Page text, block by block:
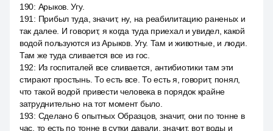
190: Арыков. Угу.
191 : Прибыл туда, значит, ну, на реабилитацию раненых и
так далее. И говорит, я когда туда приехал и увидел, какой
водой пользуются из Арыков. Угу. Там и животные, и люди.
Там же туда сливается все из гос.
192: Из госпиталей все сливается, антибиотики там эти
стирают простынь. То есть все. То есть я, говорит, понял,
что такой водой привести человека в порядок крайне
затруднительно на тот момент было.
193: Сделано 6 опытных Образцов, значит, они по тонне в
час, то есть по тонне в сутки давали, значит, вот воды и